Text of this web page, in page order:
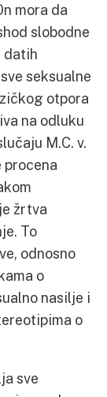
mora da
slobodne
datih
seksualne
otpora
na odluku
M.C. v.
procena
žrtva
To
odnosno
o
nasilje i
o
sve